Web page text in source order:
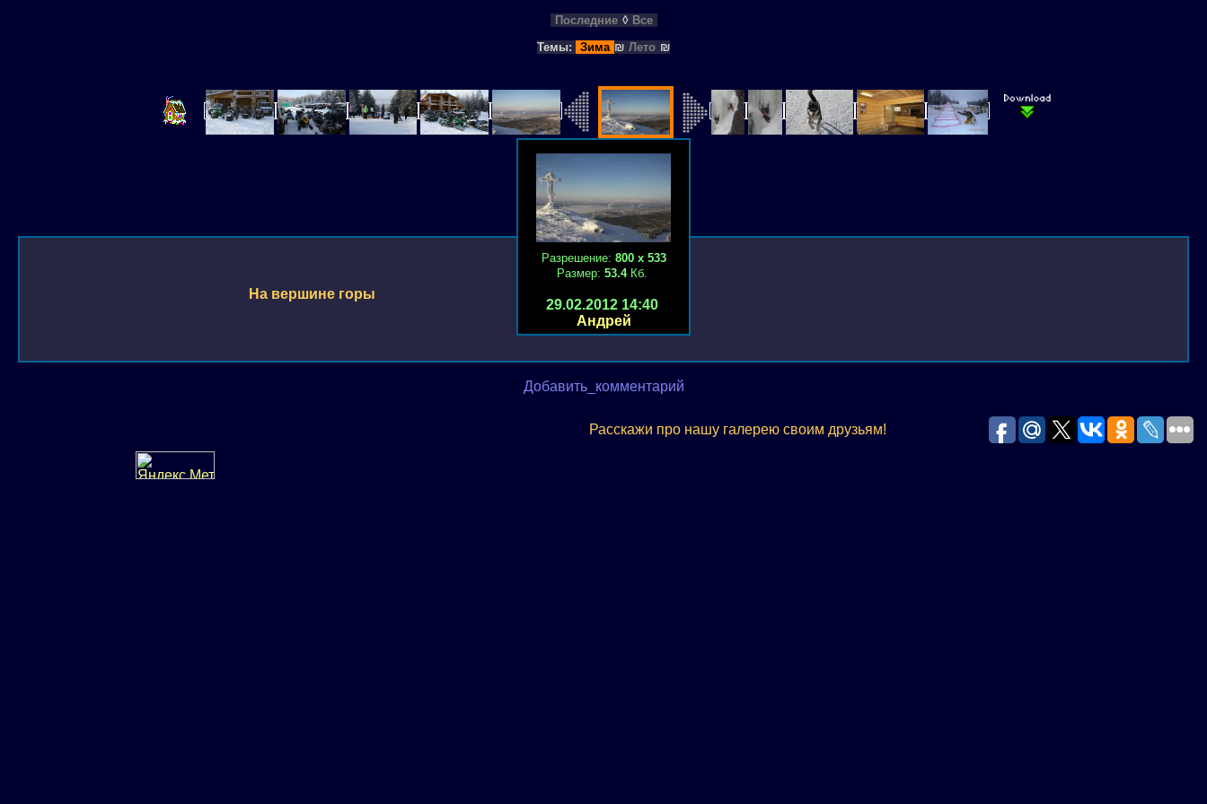
Последние ◊ Все
Темы:
Зима ₪ Лето ₪
Разрешение: 800 х 533
Размер: 53.4Кб.
29.02.2012 14:40
Андрей
На вершине горы
Добавить_комментарий
Расскажи про нашу галерею своим друзьям!